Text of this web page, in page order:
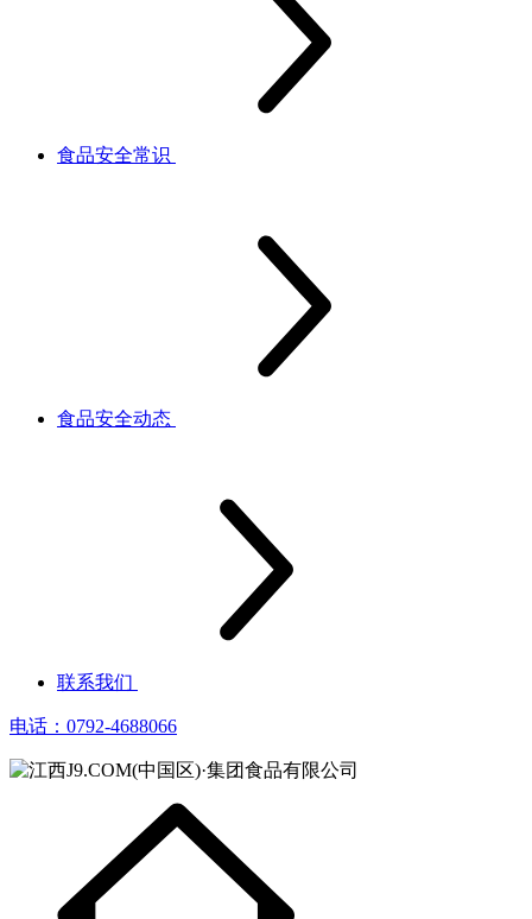
食品安全常识
食品安全动态
联系我们
电话：0792-4688066